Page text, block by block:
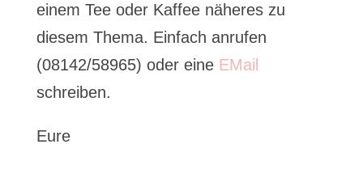
einem Tee oder Kaffee näheres zu
diesem Thema. Einfach anrufen
(08142/58965) oder eine EMail
schreiben.
Eure